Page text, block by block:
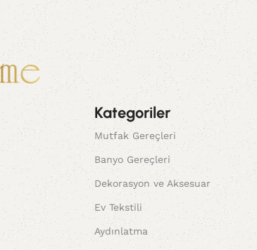
Kategoriler
Mutfak Gereçleri
Banyo Gereçleri
Dekorasyon ve Aksesuar
Ev Tekstili
Aydınlatma